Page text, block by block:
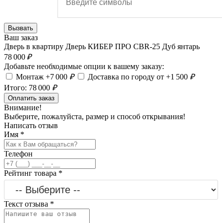
Вызвать
Ваш заказ
Дверь в квартиру Дверь КИБЕР ПРО CBR-25 Дуб янтарь
78 000₽
Добавьте необходимые опции к вашему заказу:
Монтаж +7 000 ₽ Доставка по городу от +1 500 ₽
Итого: 78 000 ₽
Оплатить заказ
Внимание!
Выберите, пожалуйста, размер и способ открывания!
Написать отзыв
Имя *
Телефон
Рейтинг товара *
Текст отзыва *